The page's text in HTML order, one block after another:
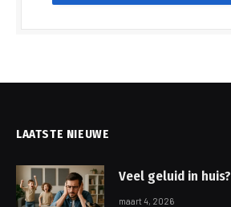
LAATSTE NIEUWE
Veel geluid in huis?
maart 4, 2026